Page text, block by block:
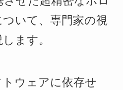
いて、専門家の視
ます。
ウェアに依存せ